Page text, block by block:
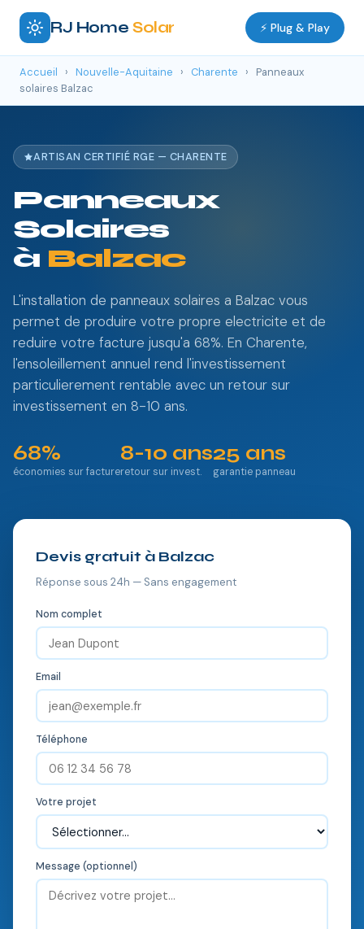
RJ Home Solar ⚡ Plug & Play
Accueil › Nouvelle-Aquitaine › Charente ›
Panneaux
solaires Balzac
ARTISAN CERTIFIÉ RGE — CHARENTE
Panneaux
Solaires
à Balzac
L'installation de panneaux solaires a Balzac vous
permet de produire votre propre electricite et de
reduire votre facture jusqu'a 68%. En Charente,
l'ensoleillement annuel rend l'investissement
particulierement rentable avec un retour sur
investissement en 8-10 ans.
68%
économies sur facture
8-10 ans
retour sur invest.
25 ans
garantie panneau
Devis gratuit à Balzac
Réponse sous 24h — Sans engagement
Nom complet
Email
Téléphone
Votre projet
Message (optionnel)